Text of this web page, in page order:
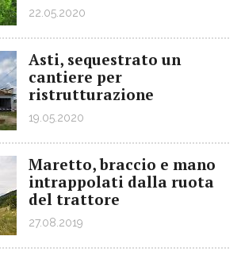
22.05.2020
Asti, sequestrato un
cantiere per
ristrutturazione
19.05.2020
Maretto, braccio e mano
intrappolati dalla ruota
del trattore
27.08.2019